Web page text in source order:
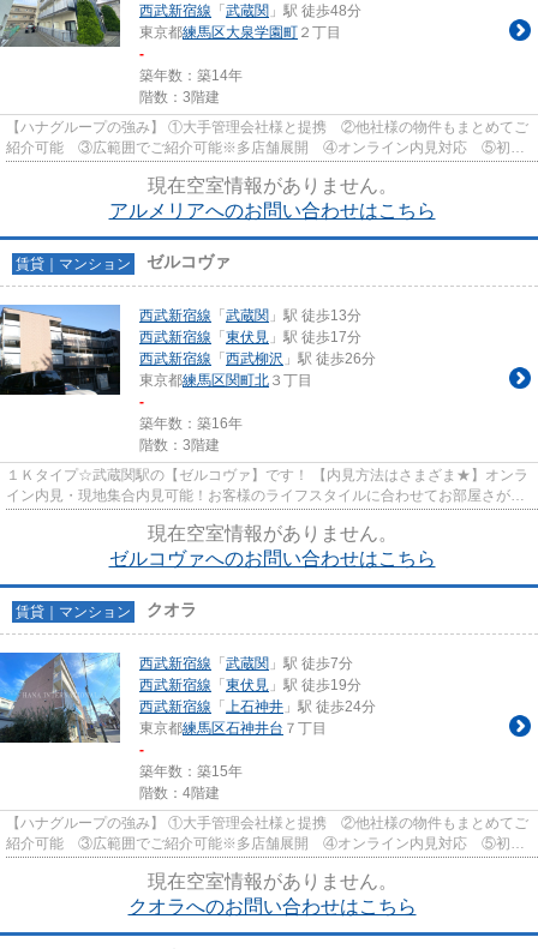
西武新宿線 「 武蔵関 」駅 徒歩48分
東京都練馬区大泉学園町 ２丁目
-
築年数：築14年
階数：3階建
【ハナグループの強み】 ①大手管理会社様と提携 ②他社様の物件もまとめてご
紹介可能 ③広範囲でご紹介可能※多店舗展開 ④オンライン内見対応 ⑤初期
現在空室情報がありません。
アルメリアへのお問い合わせはこちら
賃貸｜マンション ゼルコヴァ
西武新宿線 「 武蔵関 」駅 徒歩13分
西武新宿線 「 東伏見 」駅 徒歩17分
西武新宿線 「 西武柳沢 」駅 徒歩26分
東京都練馬区関町北 ３丁目
-
築年数：築16年
階数：3階建
１Ｋタイプ☆武蔵関駅の【ゼルコヴァ】です！ 【内見方法はさまざま★】オンラ
イン内見・現地集合内見可能！お客様のライフスタイルに合わせてお部屋さがし
現在空室情報がありません。
ゼルコヴァへのお問い合わせはこちら
賃貸｜マンション クオラ
西武新宿線 「 武蔵関 」駅 徒歩7分
西武新宿線 「 東伏見 」駅 徒歩19分
西武新宿線 「 上石神井 」駅 徒歩24分
東京都練馬区石神井台 ７丁目
-
築年数：築15年
階数：4階建
【ハナグループの強み】 ①大手管理会社様と提携 ②他社様の物件もまとめてご
紹介可能 ③広範囲でご紹介可能※多店舗展開 ④オンライン内見対応 ⑤初期
現在空室情報がありません。
クオラへのお問い合わせはこちら